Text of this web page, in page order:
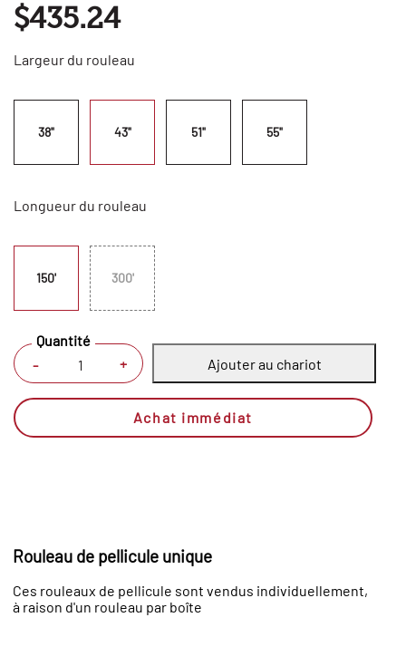
$435.24
Largeur du rouleau
38" 43" 51" 55"
Longueur du rouleau
150' 300'
- +
Quantité
Ajouter au chariot
Achat immédiat
Rouleau de pellicule unique
Ces rouleaux de pellicule sont vendus individuellement,
à raison d'un rouleau par boîte